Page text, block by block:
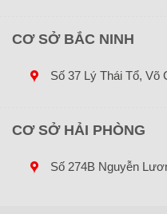
CƠ SỞ BẮC NINH
Số 37 Lý Thái Tổ, Võ
CƠ SỞ HẢI PHÒNG
Số 274B Nguyễn